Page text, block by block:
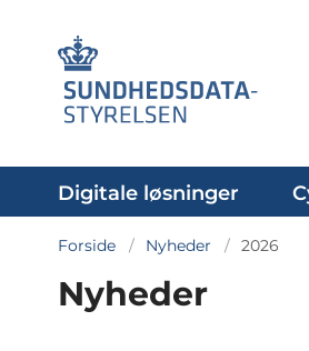
Digitale løsninger
Forside Nyheder 2026
Nyheder